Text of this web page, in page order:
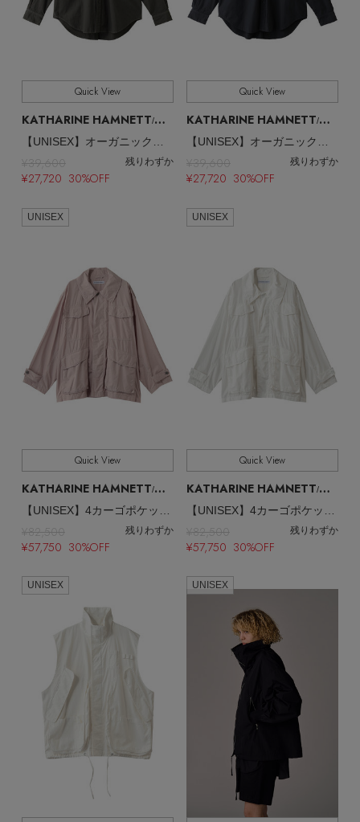
ポーチ
その他(傘・ハンカチ・時計など)
HOT STYLE
EDITOR'S CLOSET
メルマガ PICKUP
主役級ニットが揃う「シーエフシーエル」の
POP UPがスタート
全ての価格
Quick View
KATHARINE HAMNETT/キャサリン・ハムネット
¥39,600 残りわずか
¥27,720 30%OFF
Quick View
KATHARINE HAMNETT/キャサリン・ハムネット
¥39,600 残りわずか
¥27,720 30%OFF
UNISEX
Quick View
KATHARINE HAMNETT/キャサリン・ハムネット
¥82,500 残りわずか
¥57,750 30%OFF
UNISEX
Quick View
KATHARINE HAMNETT/キャサリン・ハムネット
¥82,500 残りわずか
¥57,750 30%OFF
UNISEX UNISEX